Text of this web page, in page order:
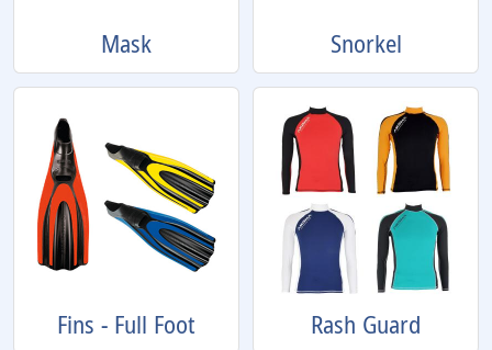
Mask Snorkel
Fins - Full Foot Rash Guard